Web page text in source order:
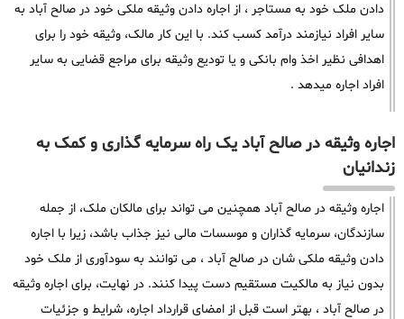
دادن ملک خود به مستاجر ، از اجاره دادن وثیقه ملکی خود در صالح آباد به
سایر افراد نیازمند درآمد کسب کند. با این کار مالک، وثیقه خود را برای
اهدافی نظیر اخذ وام بانکی و یا تودیع وثیقه برای مراجع قضایی به سایر
افراد اجاره میدهد .
اجاره وثیقه در صالح آباد یک راه سرمایه گذاری و کمک به
زندانیان
اجاره وثیقه در صالح آباد همچنین می تواند برای مالکان ملک، از جمله
سازندگان، سرمایه گذاران و موسسات مالی نیز جذاب باشد، زیرا با اجاره
دادن وثیقه ملکی شان در صالح آباد ، می توانند به سودآوری از ملک خود
بدون نیاز به مالکیت مستقیم دست پیدا کنند. در نهایت، برای اجاره وثیقه
در صالح آباد ، بهتر است قبل از امضای قرارداد اجاره، شرایط و جزئیات